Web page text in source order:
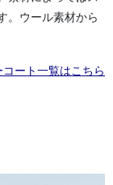
。ウール素材から
ート一覧はこちら